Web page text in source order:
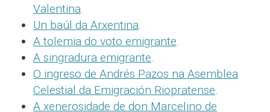
Valentina.
Un baúl da Arxentina.
A tolemia do voto emigrante.
A singradura emigrante.
O ingreso de Andrés Pazos na Asemblea
Celestial da Emigración Riopratense.
A xenerosidade de don Marcelino de